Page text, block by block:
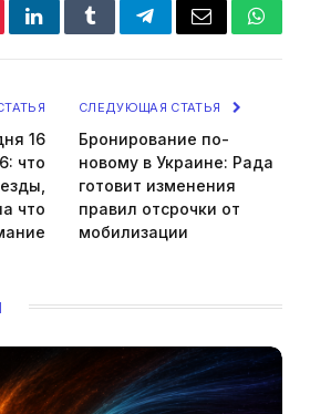
LinkedInTumblrTelegramEmail
16
что
что
СЛЕДУЮЩАЯ СТАТЬЯ
Бронирование по-
новому в Украине: Рада
готовит изменения
правил отсрочки от
мобилизации